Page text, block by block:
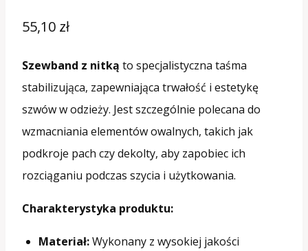
55,10 zł
Szewband z nitką to specjalistyczna taśma
stabilizująca, zapewniająca trwałość i estetykę
szwów w odzieży. Jest szczególnie polecana do
wzmacniania elementów owalnych, takich jak
podkroje pach czy dekolty, aby zapobiec ich
rozciąganiu podczas szycia i użytkowania.
Charakterystyka produktu:
Materiał:Wykonany z wysokiej jakości